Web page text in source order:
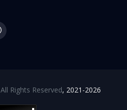
All Rights Reserved, 2021-2026